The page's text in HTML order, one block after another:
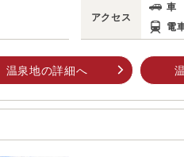
アクセス
車
電
温泉地の詳細へ